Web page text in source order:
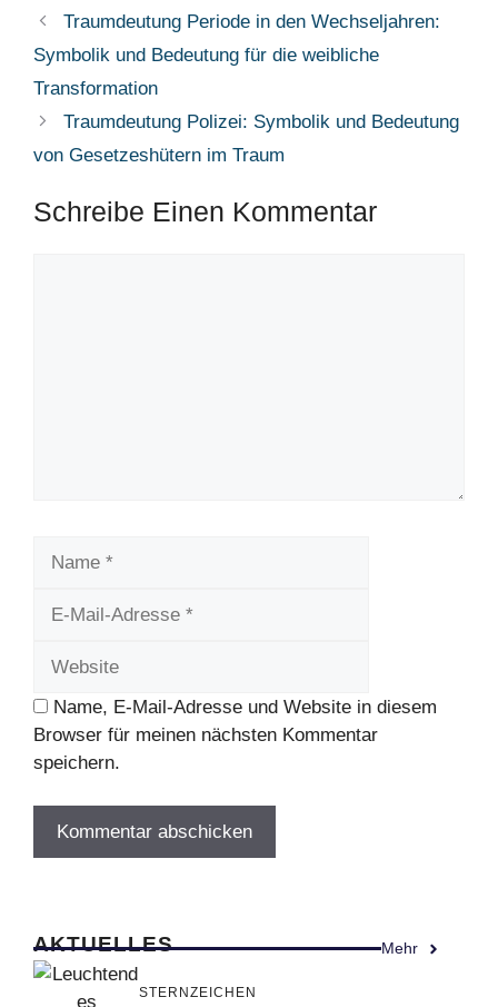
Traumdeutung Periode in den Wechseljahren:
Symbolik und Bedeutung für die weibliche
Transformation
Traumdeutung Polizei: Symbolik und Bedeutung
von Gesetzeshütern im Traum
Schreibe Einen Kommentar
Name, E-Mail-Adresse und Website in diesem
Browser für meinen nächsten Kommentar
speichern.
AKTUELLES Mehr
STERNZEICHEN